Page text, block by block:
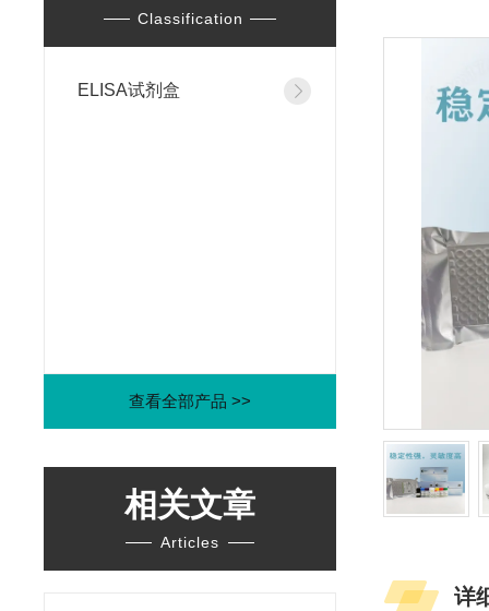
Classification
ELISA试剂盒
查看全部产品 >>
相关文章
Articles
详